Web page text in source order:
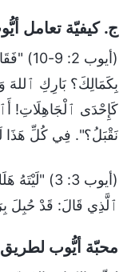
ج. كيفيّة تعامل
(أيوب
بِكَمَالِكَ؟ بَارِكِ ٱللهَ
كَإِحْدَى ٱلْجَاهِلَاتِ!
نَقْبَلُ؟". فِي كُلِّ هَذَا
(أيوب 3: 3)
ٱلَّذِي قَالَ: قَدْ حُبِلَ
محبّة أيُّوب